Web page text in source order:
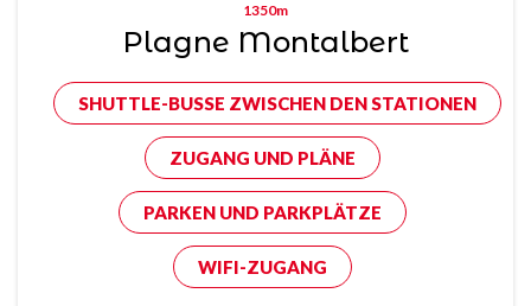
1350m
Plagne Montalbert
SHUTTLE-BUSSE ZWISCHEN DEN STATIONEN
ZUGANG UND PLÄNE
PARKEN UND PARKPLÄTZE
WIFI-ZUGANG